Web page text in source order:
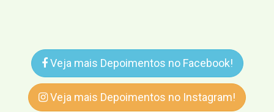
Veja mais Depoimentos no Facebook!
Veja mais Depoimentos no Instagram!